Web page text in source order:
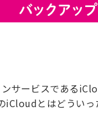
サービスである
iCloudとはどういっ